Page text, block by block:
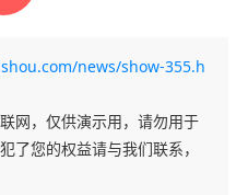
news/show-355.h
网，仅供演示用，请勿用于
了您的权益请与我们联系，